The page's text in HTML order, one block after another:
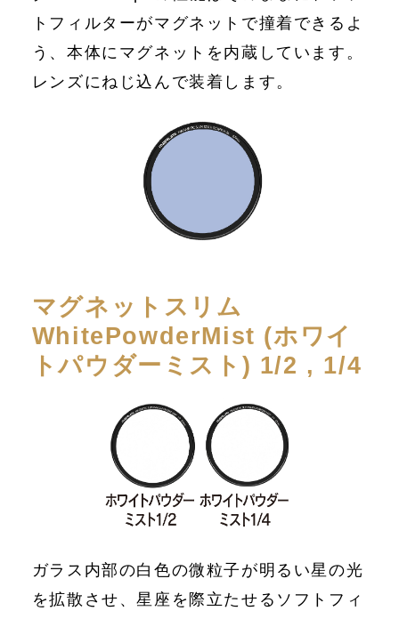
トフィルターがマグネットで撞着できるよ
う、本体にマグネットを内蔵しています。
レンズにねじ込んで装着します。
マグネットスリム
WhitePowderMist (ホワイ
トパウダーミスト) 1/2 , 1/4
ガラス内部の白色の微粒子が明るい星の光
を拡散させ、星座を際立たせるソフトフィ